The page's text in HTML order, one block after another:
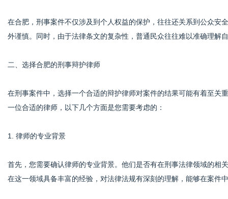
在合肥，刑事案件不仅涉及到个人权益的保护，往往还关系到公众安
外谨慎。同时，由于法律条文的复杂性，普通民众往往难以准确理解
二、选择合肥的刑事辩护律师
在刑事案件中，选择一个合适的辩护律师对案件的结果可能有着至关
一位合适的律师，以下几个方面是您需要考虑的：
1. 律师的专业背景
首先，您需要确认律师的专业背景。他们是否有在刑事法律领域的相
在这一领域具备丰富的经验，对法律法规有深刻的理解，能够在案件